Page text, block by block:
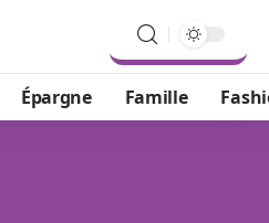
Épargne Famille